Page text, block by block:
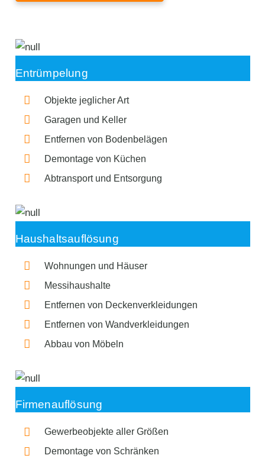
Entrümpelung
Objekte jeglicher Art
Garagen und Keller
Entfernen von Bodenbelägen
Demontage von Küchen
Abtransport und Entsorgung
Haushaltsauflösung
Wohnungen und Häuser
Messihaushalte
Entfernen von Deckenverkleidungen
Entfernen von Wandverkleidungen
Abbau von Möbeln
Firmenauflösung
Gewerbeobjekte aller Größen
Demontage von Schränken